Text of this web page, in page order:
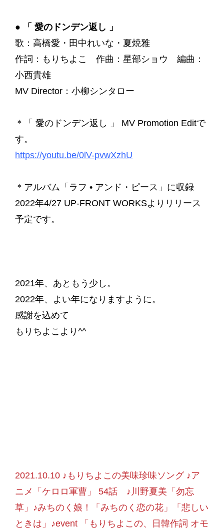
● 「 愛のドンデン返し 」
歌：高橋愛・田中れいな・夏焼雅
作詞：もりちよこ 作曲：星部ショウ 編曲：
小西貴雄
MV Director：小柳シンタロー
＊「 愛のドンデン返し 」 MV Promotion Editで
す。
https://youtu.be/0lV-pvwXzhU
＊アルバム「ラフ • アンド・ピース」に収録
2022年4/27 UP-FRONT WORKSよりリリース
予定です。
2021年、あともう少し。
2022年、よい年になりますように。
感謝を込めて
もりちよこより^^
2021.10.10 ♪もりちよこの美味珍味ソング ♪ア
ニメ「ケロロ軍曹」 54話 ♪川野夏美「勿忘
草」♪みちのく娘！「みちのく恋の花」「悲しい
ときは」♪event 「もりちよこの、日韓作詞 オモ